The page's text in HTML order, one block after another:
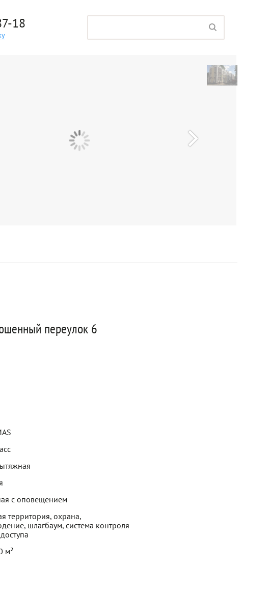
18
переулок 6
с оповещением
территория, охрана,
шлагбаум, система контроля
м²